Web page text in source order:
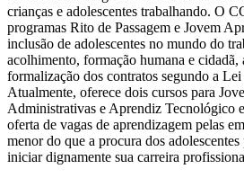
crianças e adolescentes trabalhando. O
programas Rito de Passagem e Jovem
inclusão de adolescentes no mundo do
acolhimento, formação humana e cidadã,
formalização dos contratos segundo a
Atualmente, oferece dois cursos para
Administrativas e Aprendiz Tecnológico
oferta de vagas de aprendizagem pelas
menor do que a procura dos
iniciar dignamente sua carreira